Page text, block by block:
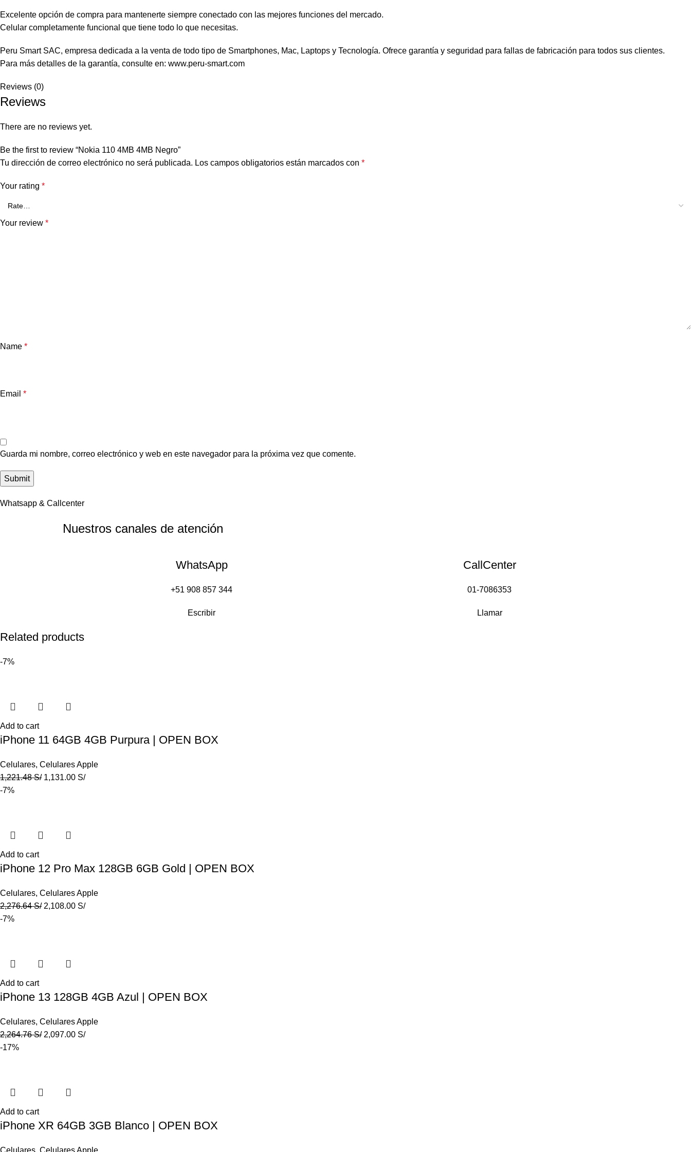
Excelente opción de compra para mantenerte siempre conectado con las mejores funciones del mercado.
Celular completamente funcional que tiene todo lo que necesitas.
Peru Smart SAC, empresa dedicada a la venta de todo tipo de Smartphones, Mac, Laptops y Tecnología. Ofrece garantía y seguridad para fallas de fabricación para todos sus clientes.
Para más detalles de la garantía, consulte en: www.peru-smart.com
Reviews (0)
Reviews
There are no reviews yet.
Be the first to review “Nokia 110 4MB 4MB Negro”
Tu dirección de correo electrónico no será publicada. Los campos obligatorios están marcados con *
Your rating *
Your review *
Name *
Email *
Guarda mi nombre, correo electrónico y web en este navegador para la próxima vez que comente.
Whatsapp & Callcenter
Nuestros canales de atención
WhatsApp
+51 908 857 344
Escribir
CallCenter
01-7086353
Llamar
Related products
-7%
Add to cart
iPhone 11 64GB 4GB Purpura | OPEN BOX
Celulares, Celulares Apple
1,221.48S/ 1,131.00 S/
-7%
Add to cart
iPhone 12 Pro Max 128GB 6GB Gold | OPEN BOX
Celulares, Celulares Apple
2,276.64S/ 2,108.00 S/
-7%
Add to cart
iPhone 13 128GB 4GB Azul | OPEN BOX
Celulares, Celulares Apple
2,264.76S/ 2,097.00 S/
-17%
Add to cart
iPhone XR 64GB 3GB Blanco | OPEN BOX